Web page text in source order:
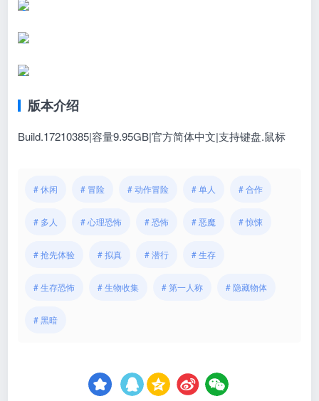
版本介绍
Build.17210385|容量9.95GB|官方简体中文|支持键盘.鼠标
# 休闲 # 冒险 # 动作冒险 # 单人 # 合作
# 多人 # 心理恐怖 # 恐怖 # 恶魔 # 惊悚
# 抢先体验 # 拟真 # 潜行 # 生存
# 生存恐怖 # 生物收集 # 第一人称 # 隐藏物体
# 黑暗